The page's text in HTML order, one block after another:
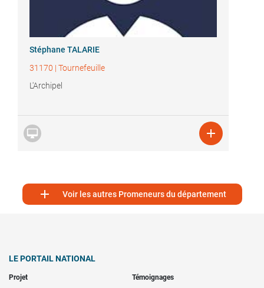
Stéphane TALARIE
31170 | Tournefeuille
L'Archipel
 
 Voir les autres Promeneurs du département
LE PORTAIL NATIONAL
Projet Témoignages